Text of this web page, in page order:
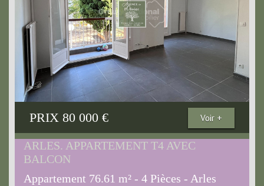
PRIX 80 000 € Voir +
ARLES. APPARTEMENT T4 AVEC
BALCON
Appartement 76.61 m² - 4 Pièces - Arles